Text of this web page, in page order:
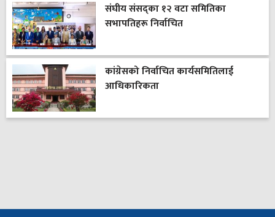
संघीय संसद्का १२ वटा समितिका
सभापतिहरू निर्वाचित
कांग्रेसको निर्वाचित कार्यसमितिलाई
आधिकारिकता